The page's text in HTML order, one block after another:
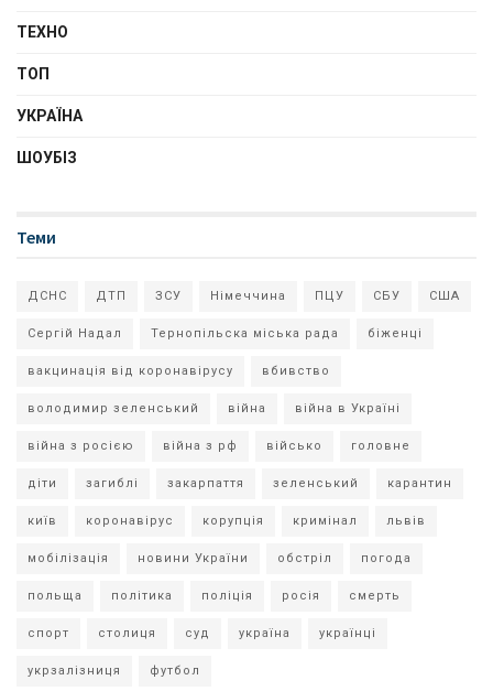
ТЕХНО
ТОП
УКРАЇНА
ШОУБІЗ
Теми
ДСНС ДТП ЗСУ Німеччина ПЦУ СБУ США
Сергій Надал Тернопільска міська рада біженці
вакцинація від коронавірусу вбивство
володимир зеленський війна війна в Україні
війна з росією війна з рф військо головне
діти загиблі закарпаття зеленський карантин
київ коронавірус корупція кримінал львів
мобілізація новини України обстріл погода
польща політика поліція росія смерть
спорт столиця суд україна українці
укрзалізниця футбол